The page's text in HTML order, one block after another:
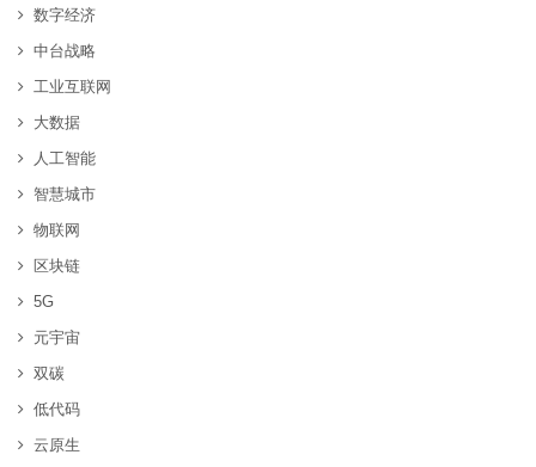
数字经济
中台战略
工业互联网
大数据
人工智能
智慧城市
物联网
区块链
5G
元宇宙
双碳
低代码
云原生